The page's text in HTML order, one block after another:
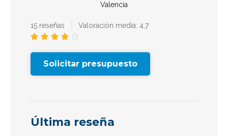
Valencia
15 reseñas Valoración media: 4,7
    
Solicitar presupuesto
Última reseña